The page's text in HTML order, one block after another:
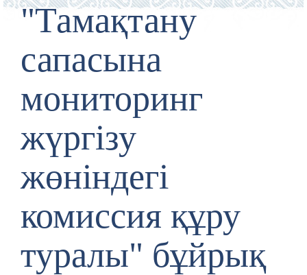
"Тамақтану
сапасына
мониторинг
жүргізу
жөніндегі
комиссия құру
туралы" бұйрық